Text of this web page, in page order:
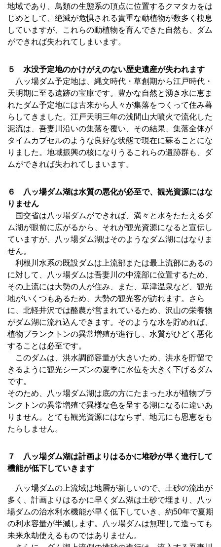
地域であり、鳥類の生態系の頂点に位置するクマタカをは
じめとして、絶滅が危惧される貴重な動植物が数多く棲息
していますが、これらの動植物を育んできた自然も、ダム
ができれば失われてしまいます。
５ 水没予定地のかけがえのない歴史遺産が失われます
八ッ場ダム予定地は、縄文時代・草創期から江戸時代・
天明期に至る遺跡の宝庫です。豊かな自然と湧き水に恵ま
れたダム予定地には古来から人々が集落をつくって住み暮
らしてきました。江戸天明三年の浅間山大噴火で流化した
泥流は、吾妻川沿いの集落を覆い、その結果、集落全体が
タイムカプセルのような良好な状態で現在に蘇ることにな
りました。地域振興の核になりうるこれらの遺跡群も、ダ
ムができれば失われてしまいます。
６ 八ッ場ダム湖は水質の悪化が必至で、観光資源にはな
りません
国交省は八ッ場ダムができれば、満々と水をたたえるダ
ム湖が眼前に広がるから、それが観光資源になると宣伝し
ていますが、八ッ場ダム湖はそのようなダム湖にはなりま
せん。
利根川水系の既設ダムは上流部または最上流部にあるの
に対して、八ッ場ダムは吾妻川の中流部に位置するため、
その上流には大勢の人が住み、また、草津温泉など、観光
地がいくつもあるため、大勢の観光客が訪れます。さら
に、北軽井沢では酪農が営まれているため、沢山の栄養物
がダム湖に流れ込んできます。そのような水を貯めれば、
植物プランクトンの異常増殖が進行し、水質がひどく悪化
することは必至です。
このダムは、洪水調節容量が大きいため、洪水を貯留で
きるように観光シーズンの夏季に水位を大きく下げるダム
です。
そのため、八ッ場ダム湖は底の方にたまった水が植物プラ
ンクトンの異常増殖で異様な色を呈する湖になるに違いあ
りません。とても観光資源にはならず、地元にも恩恵をも
たらしません。
７ 八ッ場ダム湖は計画よりはるかに堆砂が早く進行して
機能が低下していきます
八ッ場ダムの上流域は地層が新しいので、土砂の流出が
多く、計画よりはるかに早くダム湖は土砂で埋まり、八ッ
場ダムの治水利水機能が早く低下していき、約50年で夏期
の利水容量が半減します。八ッ場ダムは無理して造っても
未来永劫使えるものではありません。